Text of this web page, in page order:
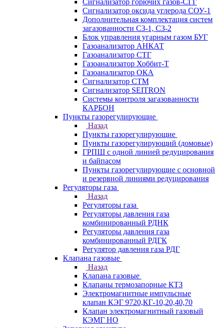
Сигнализатор горючих газов-СГГ
Сигнализатор оксида углерода СОУ-1
Дополнительная комплектация систем
загазованности СЗ-1, СЗ-2
Блок управления угарным газом БУГ
Газоанализатор АНКАТ
Газоанализатор СТГ
Газоанализатор Хоббит-Т
Газоанализатор ОКА
Сигнализатор СТМ
Сигнализатор SEITRON
Системы контроля загазованности
КАРБОН
Пункты газорегулирующие
Назад
Пункты газорегулирующие
Пункты газорегулирующий (домовые)
ГРПШ с одной линией редуцирования
и байпасом
Пункты газорегулирующие с основной
и резервной линиями редуцирования
Регуляторы газа
Назад
Регуляторы газа
Регуляторы давления газа
комбинированный РДНК
Регуляторы давления газа
комбинированный РДГК
Регулятор давления газа РДГ
Клапана газовые
Назад
Клапана газовые
Клапаны термозапорные КТЗ
Электромагнитные импульсные
клапан КЭГ 9720,КГ-10,20,40,70
Клапан электромагнитный газовый
КЭМГ НО